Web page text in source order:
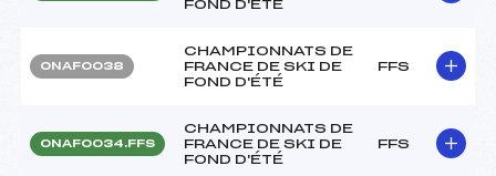
FOND D'ÉTÉ
ONAF0038
CHAMPIONNATS DE
FRANCE DE SKI DE
FOND D'ÉTÉ
FFS
ONAF0034.FFS
CHAMPIONNATS DE
FRANCE DE SKI DE
FOND D'ÉTÉ
FFS